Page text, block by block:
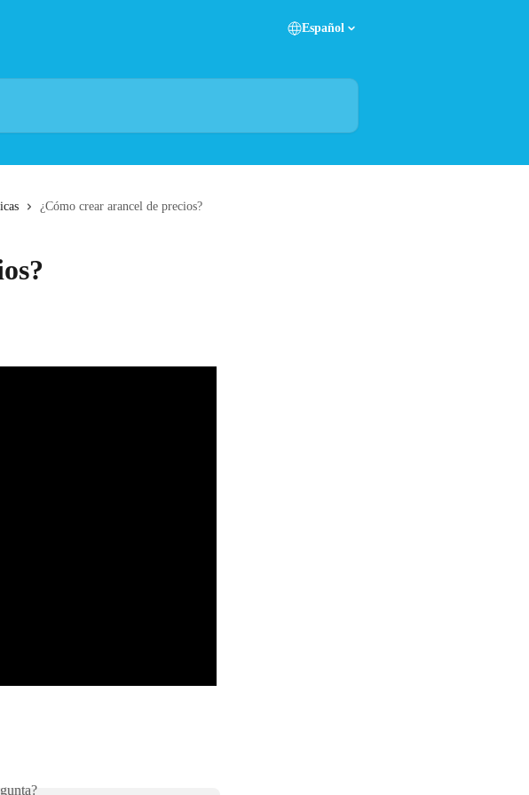
Español
¿Cómo crear arancel de precios?